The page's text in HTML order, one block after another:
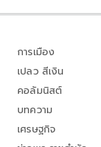
การเมือง
เปลว สีเงิน
คอลัมนิสต์
บทความ
เศรษฐกิจ